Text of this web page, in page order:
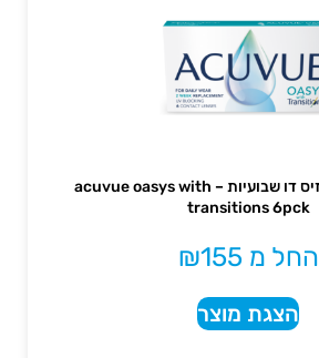
עדשות מגע אואזיס דו שבועיות – acuvue oasys with
transitions 6pck
החל מ ₪155
הצגת מוצר